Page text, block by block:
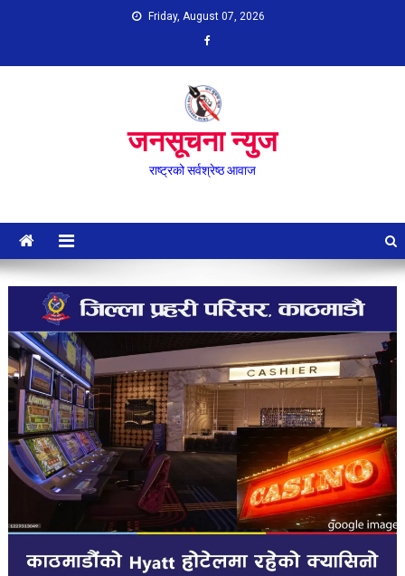
Friday, August 07, 2026
जनसूचना न्युज
राष्ट्रको सर्वश्रेष्ठ आवाज